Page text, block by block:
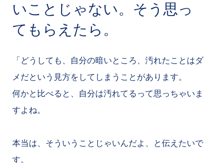
いことじゃない。そう思っ
てもらえたら。
「どうしても、自分の暗いところ、汚れたことはダ
メだという見方をしてしまうことがあります。
何かと比べると、自分は汚れてるって思っちゃいま
すよね。
本当は、そういうことじゃいんだよ、と伝えたいで
す。